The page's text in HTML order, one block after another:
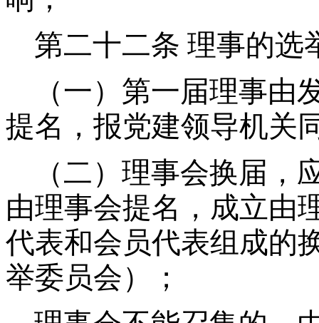
第二十二条 理事的选
（一）第一届理事由
提名，报党建领导机关
（二）理事会换届，
由理事会提名，成立由
代表和会员代表组成的
举委员会）；